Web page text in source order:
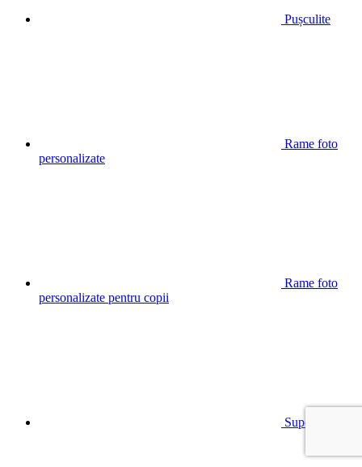
Pușculite
Rame foto
personalizate
Rame foto
personalizate pentru copii
Suport chei